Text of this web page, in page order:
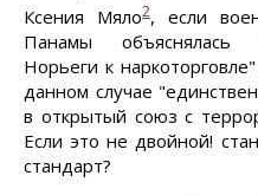
Ксения Мяло2, если
Панамы объяснялась
Норьеги к
данном случае
в открытый союз с
Если это не двойной!
стандарт?